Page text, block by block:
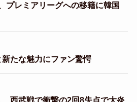
プレミアリーグへの移籍に韓国
たな魅力にファン驚愕
西武戦で衝撃の2回8失点で大炎